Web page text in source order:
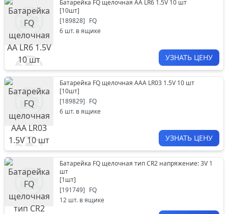
Батарейка FQ щелочная АА LR6 1.5V 10 шт
[10шт]
[189828] FQ
6 шт. в ящике
УЗНАТЬ ЦЕНУ
Батарейка FQ щелочная ААА LR03 1.5V 10 шт
[10шт]
[189829] FQ
6 шт. в ящике
УЗНАТЬ ЦЕНУ
Батарейка FQ щелочная тип CR2 напряжение: 3V 1
шт
[1шт]
[191749] FQ
12 шт. в ящике